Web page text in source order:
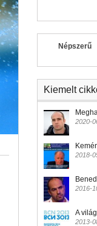
Népszerű
Kiemelt
2020-
2018-
2016-
A
2013-